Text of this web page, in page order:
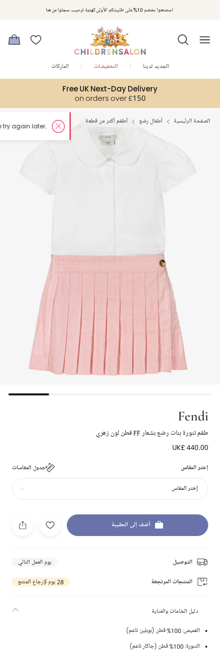
استمتعوا بخصم 10% على طلبيتكم الأولى كهدية ترحيب. سجلوا من هنا
Free UK Next-Day Delivery
on orders over £150
الجديد لدينا التخفيضات الماركات
الصفحة الرئيسية أطفال رضع أطقم أكثر من قطعة
Fendi
طقم تنورة بنات رضع بشعار FF قطن لون زهري
UK£ 440.00
إختر المقاس جدول المقاسات
إختر المقاس
أضف إلى الحقيبة
التوصيل يوم العمل التالي
المنتجات المرتجعة 28 يوم لإرجاع المنتج
دليل الخامات والعناية
القميص: 100% قطن (بوبلين ناعم)
التنورة: 100% قطن (جاكار ناعم)